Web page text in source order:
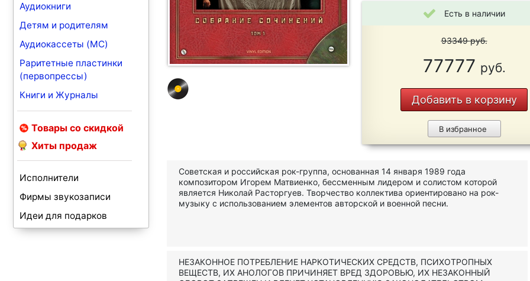
Аудиокниги
Детям и родителям
Аудиокассеты (MC)
Раритетные пластинки
(первопрессы)
Книги и Журналы
Товары со скидкой
Хиты продаж
Исполнители
Фирмы звукозаписи
Идеи для подарков
Есть в наличии
93349руб.
77777 руб.
Добавить в корзину
В избранное
Советская и российская рок-группа, основанная 14 января 1989 года
композитором Игорем Матвиенко, бессменным лидером и солистом которой
является Николай Расторгуев. Творчество коллектива ориентировано на рок-
музыку с использованием элементов авторской и военной песни.
НЕЗАКОННОЕ ПОТРЕБЛЕНИЕ НАРКОТИЧЕСКИХ СРЕДСТВ, ПСИХОТРОПНЫХ
ВЕЩЕСТВ, ИХ АНОЛОГОВ ПРИЧИНЯЕТ ВРЕД ЗДОРОВЬЮ, ИХ НЕЗАКОННЫЙ